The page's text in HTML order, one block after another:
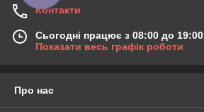
Контакти
Сьогодні працює з 08:00 до 19:00
Показати весь графік роботи
Про нас